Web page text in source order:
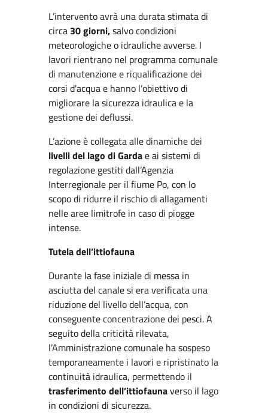
L’intervento avrà una durata stimata di
circa 30 giorni,salvo condizioni
meteorologiche o idrauliche avverse. I
lavori rientrano nel programma comunale
di manutenzione e riqualificazione dei
corsi d’acqua e hanno l’obiettivo di
migliorare la sicurezza idraulica e la
gestione dei deflussi.
L’azione è collegata alle dinamiche dei
livelli del lago di Gardae ai sistemi di
regolazione gestiti dall’Agenzia
Interregionale per il fiume Po, con lo
scopo di ridurre il rischio di allagamenti
nelle aree limitrofe in caso di piogge
intense.
Tutela dell’ittiofauna
Durante la fase iniziale di messa in
asciutta del canale si era verificata una
riduzione del livello dell’acqua, con
conseguente concentrazione dei pesci. A
seguito della criticità rilevata,
l’Amministrazione comunale ha sospeso
temporaneamente i lavori e ripristinato la
continuità idraulica, permettendo il
trasferimento dell’ittiofaunaverso il lago
in condizioni di sicurezza.